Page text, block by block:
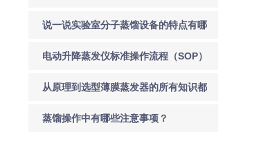
说一说实验室分子蒸馏设备的特点有哪
些？
电动升降蒸发仪标准操作流程（SOP）
与安全注意事项
从原理到选型薄膜蒸发器的所有知识都
在这里了！
蒸馏操作中有哪些注意事项？